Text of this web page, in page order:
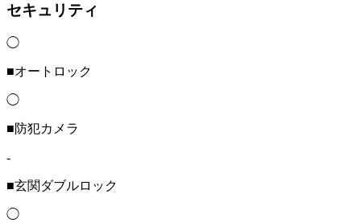
セキュリティ
◯
■オートロック
◯
■防犯カメラ
-
■玄関ダブルロック
◯